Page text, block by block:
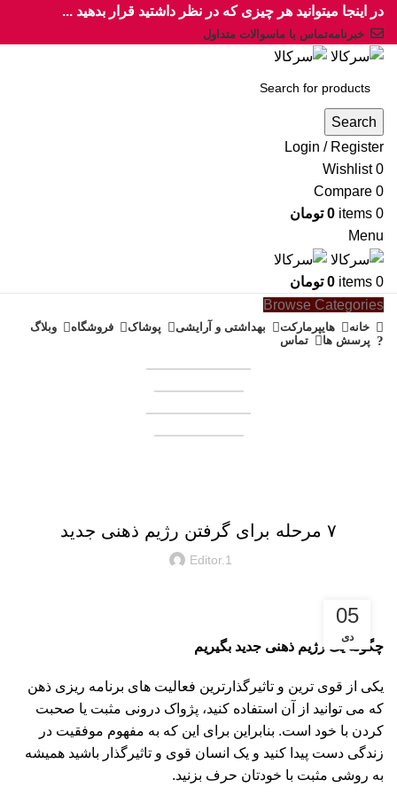
در اینجا میتوانید هر چیزی که در نظر داشتید قرار بدهید ...
خبرنامهتماس با ماسوالات متداول
Search
Login / Register
0
Wishlist
0
Compare
0
items
0 تومان
Menu
0
items
0 تومان
Browse Categories
خانه هایپرمارکت بهداشتی و آرایشی پوشاک فروشگاه
وبلاگ
پرسش ها
تماس
۷ مرحله برای گرفتن رژیم ذهنی جدید
Editor.1
05
دی
چگونه یک رژیم ذهنی جدید بگیریم
یکی از قوی ترین و تاثیرگذارترین فعالیت های برنامه ریزی ذهن
که می توانید از آن استفاده کنید، پژواک درونی مثبت یا صحبت
کردن با خود است. بنابراین برای این که به مفهوم موفقیت در
زندگی دست پیدا کنید و یک انسان قوی و تاثیرگذار باشید همیشه
به روشی مثبت با خودتان حرف بزنید.